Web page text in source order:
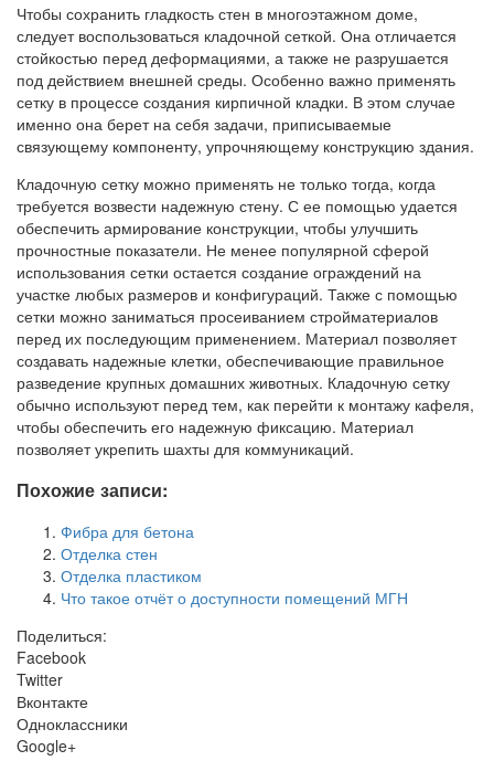
Чтобы сохранить гладкость стен в многоэтажном доме,
следует воспользоваться кладочной сеткой. Она отличается
стойкостью перед деформациями, а также не разрушается
под действием внешней среды. Особенно важно применять
сетку в процессе создания кирпичной кладки. В этом случае
именно она берет на себя задачи, приписываемые
связующему компоненту, упрочняющему конструкцию здания.
Кладочную сетку можно применять не только тогда, когда
требуется возвести надежную стену. С ее помощью удается
обеспечить армирование конструкции, чтобы улучшить
прочностные показатели. Не менее популярной сферой
использования сетки остается создание ограждений на
участке любых размеров и конфигураций. Также с помощью
сетки можно заниматься просеиванием стройматериалов
перед их последующим применением. Материал позволяет
создавать надежные клетки, обеспечивающие правильное
разведение крупных домашних животных. Кладочную сетку
обычно используют перед тем, как перейти к монтажу кафеля,
чтобы обеспечить его надежную фиксацию. Материал
позволяет укрепить шахты для коммуникаций.
Похожие записи:
Фибра для бетона
Отделка стен
Отделка пластиком
Что такое отчёт о доступности помещений МГН
Поделиться:
Facebook
Twitter
Вконтакте
Одноклассники
Google+